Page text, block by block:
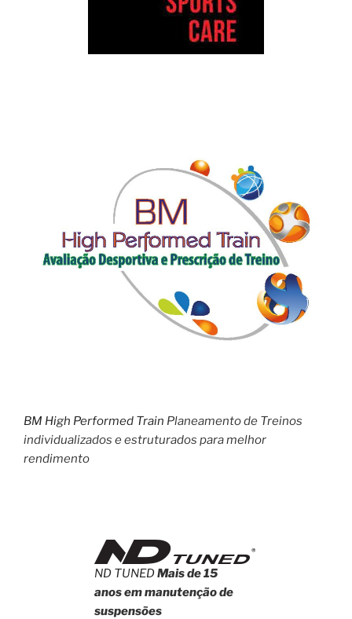
BM High Performed Train Planeamento de Treinos
individualizados e estruturados para melhor
rendimento
ND TUNEDMais de 15
anos em manutenção de
suspensões